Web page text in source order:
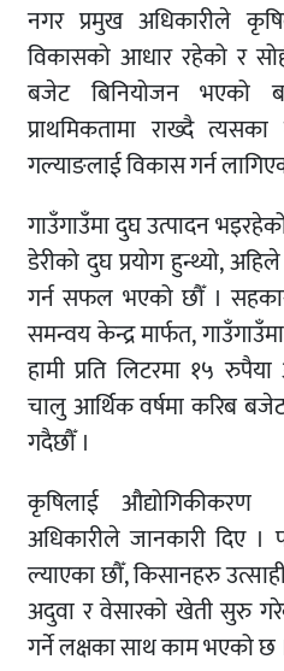
नगर प्रमुख अधिकारीले
विकासको आधार रहेको र
बजेट बिनियोजन भएको
प्राथमिकतामा राख्दै
गल्याङलाई विकास गर्न
गाउँगाउँमा दुघ उत्पादन
डेरीको दुघ प्रयोग हुन्थ्यो,
गर्न सफल भएको छौँ ।
समन्वय केन्द्र मार्फत,
हामी प्रति लिटरमा १५
चालु आर्थिक वर्षमा करिब
गदैछौँ ।
कृषिलाई
अधिकारीले जानकारी दिए
ल्याएका छौँ, किसानहरु
अदुवा र वेसारको खेती सुरु
गर्ने लक्षका साथ काम भएको छ